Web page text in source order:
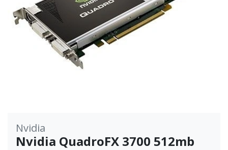
Nvidia
Nvidia QuadroFX 3700 512mb